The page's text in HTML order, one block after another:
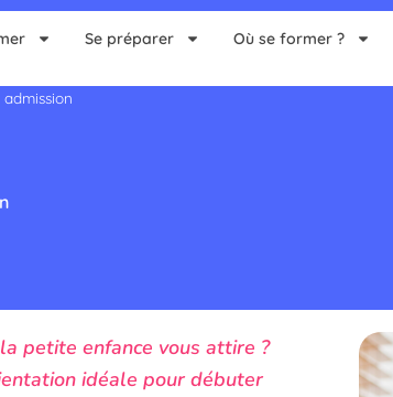
Se préparer Où se former ?
petite enfance vous attire ?
idéale pour débuter